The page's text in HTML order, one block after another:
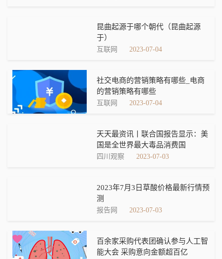
昆曲起源于哪个朝代（昆曲起源
于）
互联网 2023-07-04
社交电商的营销策略有哪些_电商
的营销策略有哪些
互联网 2023-07-04
天天最资讯丨联合国报告显示：美
国是全世界最大毒品消费国
四川观察 2023-07-03
2023年7月3日草酸价格最新行情预
测
报告网 2023-07-03
百余家采购代表团确认参与人工智
能大会 采购意向金额超百亿